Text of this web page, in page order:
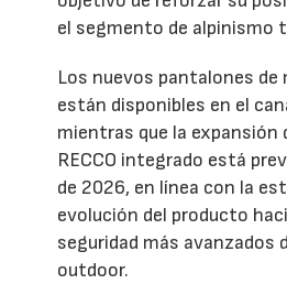
el segmento de alpinismo
Los nuevos pantalones de
están disponibles en el
mientras que la expansión
RECCO integrado está
de 2026, en línea con la
evolución del producto
seguridad más avanzados
outdoor.